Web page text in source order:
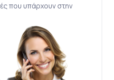
που υπάρχουν στην